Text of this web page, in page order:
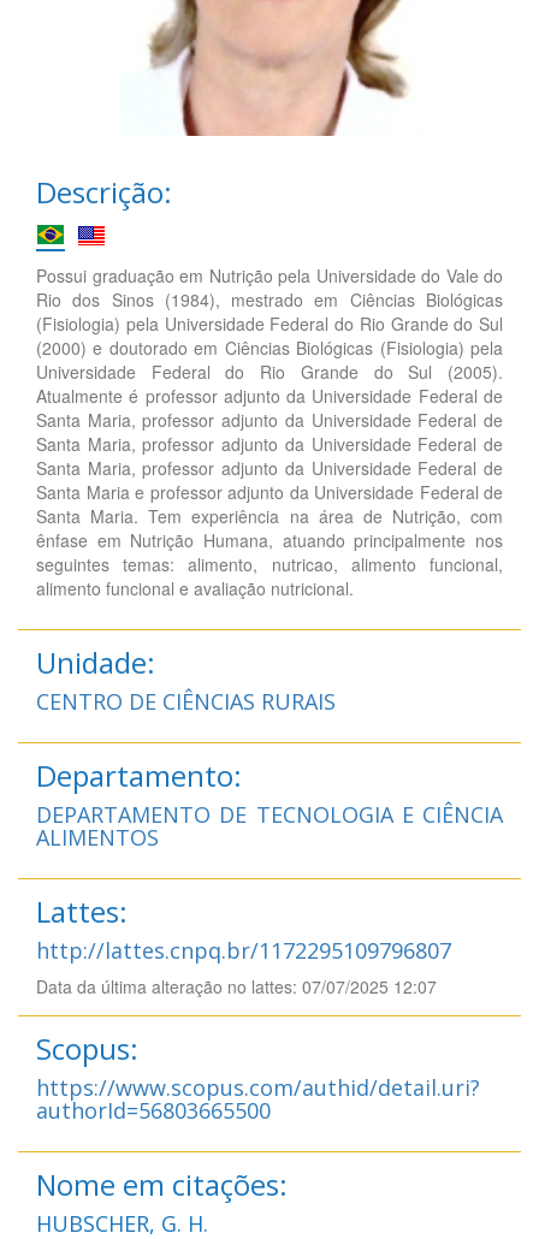
Descrição:
Possui graduação em Nutrição pela Universidade do Vale do
Rio dos Sinos (1984), mestrado em Ciências Biológicas
(Fisiologia) pela Universidade Federal do Rio Grande do Sul
(2000) e doutorado em Ciências Biológicas (Fisiologia) pela
Universidade Federal do Rio Grande do Sul (2005).
Atualmente é professor adjunto da Universidade Federal de
Santa Maria, professor adjunto da Universidade Federal de
Santa Maria, professor adjunto da Universidade Federal de
Santa Maria, professor adjunto da Universidade Federal de
Santa Maria e professor adjunto da Universidade Federal de
Santa Maria. Tem experiência na área de Nutrição, com
ênfase em Nutrição Humana, atuando principalmente nos
seguintes temas: alimento, nutricao, alimento funcional,
alimento funcional e avaliação nutricional.
Unidade:
CENTRO DE CIÊNCIAS RURAIS
Departamento:
DEPARTAMENTO DE TECNOLOGIA E CIÊNCIA
ALIMENTOS
Lattes:
http://lattes.cnpq.br/1172295109796807
Data da última alteração no lattes: 07/07/2025 12:07
Scopus:
https://www.scopus.com/authid/detail.uri?
authorId=56803665500
Nome em citações:
HUBSCHER, G. H.